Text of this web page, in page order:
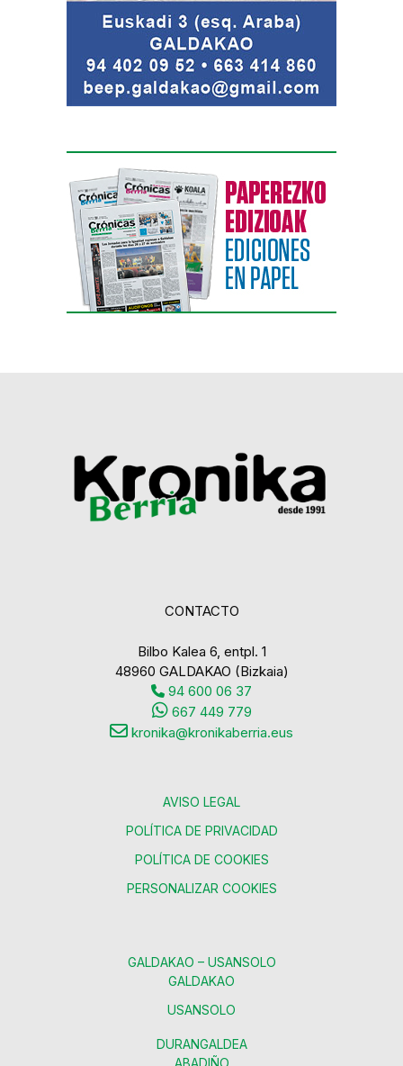
CONTACTO
Bilbo Kalea 6, entpl. 1
48960 GALDAKAO (Bizkaia)
94 600 06 37
667 449 779
kronika@kronikaberria.eus
AVISO LEGAL
POLÍTICA DE PRIVACIDAD
POLÍTICA DE COOKIES
PERSONALIZAR COOKIES
GALDAKAO – USANSOLO
GALDAKAO
USANSOLO
DURANGALDEA
ABADIÑO